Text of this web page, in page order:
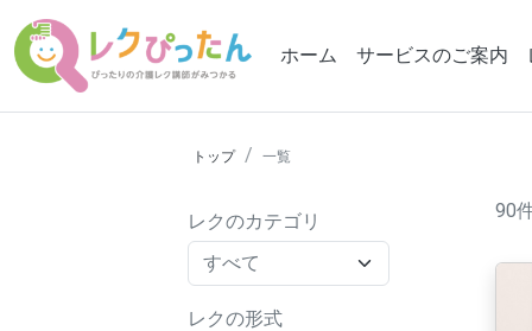
ホーム サービスのご案内
トップ 一覧
レクのカテゴリ
レクの形式
90